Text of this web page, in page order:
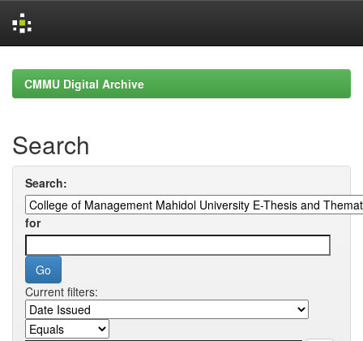
navigationCMMU Digital Archive
Search
Search:
for
Current filters: